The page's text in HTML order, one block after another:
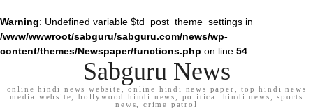
Warning: Undefined variable $td_post_theme_settings in
/www/wwwroot/sabguru/sabguru.com/news/wp-
content/themes/Newspaper/functions.php on line 54
Sabguru News
online hindi news website, online hindi news paper, top hindi news
media website, bollywood hindi news, political hindi news, sports
news, crime patrol